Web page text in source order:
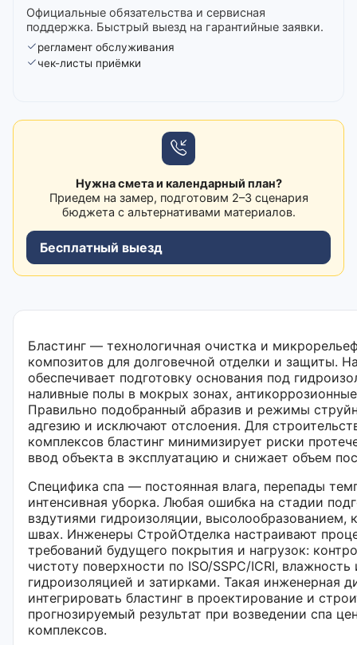
Официальные обязательства и сервисная
поддержка. Быстрый выезд на гарантийные заявки.
регламент обслуживания
чек-листы приёмки
Нужна смета и календарный план?
Приедем на замер, подготовим 2–3 сценария
бюджета с альтернативами материалов.
Бесплатный выезд
Бластинг — технологичная очистка и
композитов для долговечной отделки и защиты.
обеспечивает подготовку основания под
наливные полы в мокрых зонах,
Правильно подобранный абразив и режимы
адгезию и исключают отслоения. Для
комплексов бластинг минимизирует риски
ввод объекта в эксплуатацию и снижает объем
Специфика спа — постоянная влага, перепады
интенсивная уборка. Любая ошибка на стадии
вздутиями гидроизоляции,
швах. Инженеры СтройОтделка настраивают
требований будущего покрытия и нагрузок:
чистоту поверхности по ISO/SSPC/ICRI,
гидроизоляцией и затирками. Такая инженерная
интегрировать бластинг в проектирование и
прогнозируемый результат при возведении спа
комплексов.